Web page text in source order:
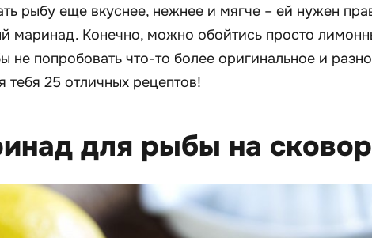
рыбу еще вкуснее, нежнее и мягче – ей нужен
маринад. Конечно, можно обойтись просто
не попробовать что-то более оригинальное и
тебя 25 отличных рецептов!
для рыбы на